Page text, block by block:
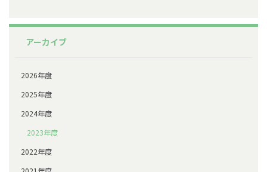
アーカイブ
2026年度
2025年度
2024年度
2023年度
2022年度